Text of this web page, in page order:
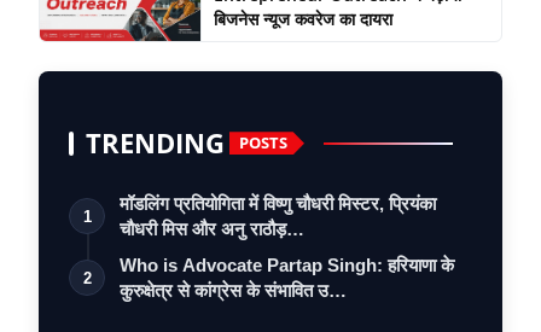
बिजनेस न्यूज कवरेज का दायरा
TRENDING POSTS
1
मॉडलिंग प्रतियोगिता में विष्णु चौधरी मिस्टर, प्रियंका
चौधरी मिस और अनु राठौड़…
2
Who is Advocate Partap Singh: हरियाणा के
कुरुक्षेत्र से कांग्रेस के संभावित उ…